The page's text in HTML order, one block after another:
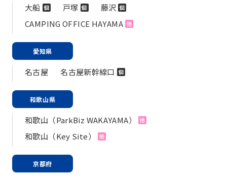
大船 個 戸塚 個 藤沢 個
CAMPING OFFICE HAYAMA 他
愛知県
名古屋 名古屋新幹線口 個
和歌山県
和歌山（ParkBiz WAKAYAMA） 他
和歌山（Key Site） 他
京都府